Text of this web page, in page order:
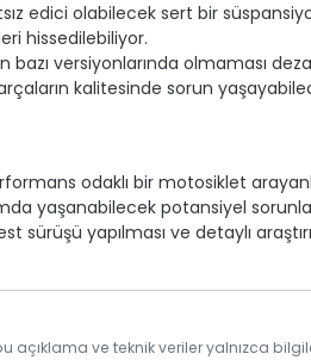
edici olabilecek sert bir
hissedilebiliyor.
bazı versiyonlarında olmaması
kalitesinde sorun
odaklı bir motosiklet
yaşanabilecek potansiyel
sürüşü yapılması ve detaylı
açıklama ve teknik veriler yalnızca